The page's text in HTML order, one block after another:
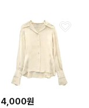
4,000원